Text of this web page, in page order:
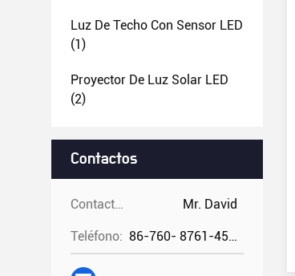
Luz De Techo Con Sensor LED
(1)
Proyector De Luz Solar LED
(2)
Contactos
Contactos: Mr. David
Teléfono: 86-760- 8761-4582